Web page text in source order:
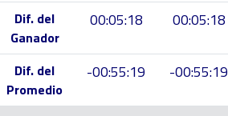
Dif. del
Ganador
00:05:18 00:05:18
Dif. del
Promedio
-00:55:19 -00:55:19